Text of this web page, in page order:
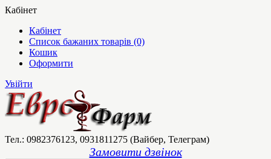
Кабінет
Кабінет
Список бажаних товарів (0)
Кошик
Оформити
Увійти
Тел.: 0982376123, 0931811275 (Вайбер, Телеграм)
Замовити дзвінок